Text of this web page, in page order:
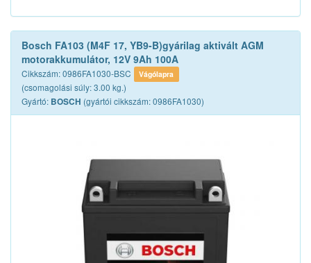
Bosch FA103 (M4F 17, YB9-B)gyárilag aktivált AGM
motorakkumulátor, 12V 9Ah 100A
Cikkszám: 0986FA1030-BSC Vágólapra
(csomagolási súly: 3.00 kg.)
Gyártó: BOSCH (gyártói cikkszám: 0986FA1030)